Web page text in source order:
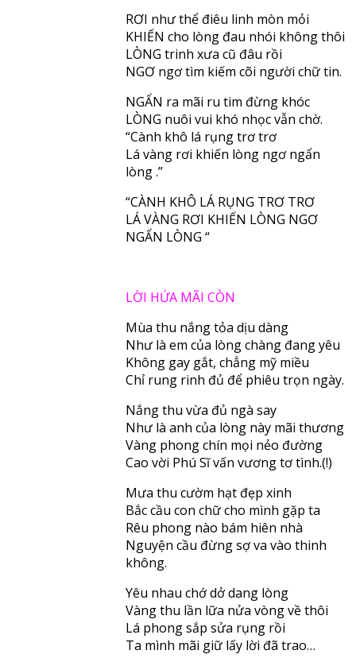
RƠI như thể điêu linh mòn mỏi
KHIẾN cho lòng đau nhói không thôi
LÒNG trinh xưa cũ đâu rồi
NGƠ ngơ tìm kiếm cõi người chữ tin.
NGẨN ra mãi ru tim đừng khóc
LÒNG nuôi vui khó nhọc vẫn chờ.
“Cành khô lá rụng trơ trơ
Lá vàng rơi khiến lòng ngơ ngẩn
lòng .”
“CÀNH KHÔ LÁ RỤNG TRƠ TRƠ
LÁ VÀNG RƠI KHIẾN LÒNG NGƠ
NGẨN LÒNG “
LỜI HỨA MÃI CÒN
Mùa thu nắng tỏa dịu dàng
Như là em của lòng chàng đang yêu
Không gay gắt, chẳng mỹ miều
Chỉ rung rinh đủ để phiêu trọn ngày.
Nắng thu vừa đủ ngà say
Như là anh của lòng này mãi thương
Vàng phong chín mọi nẻo đường
Cao vời Phú Sĩ vấn vương tơ tình.(!)
Mưa thu cườm hạt đẹp xinh
Bắc cầu con chữ cho mình gặp ta
Rêu phong nào bám hiên nhà
Nguyện cầu đừng sợ va vào thinh
không.
Yêu nhau chớ dở dang lòng
Vàng thu lần lữa nửa vòng về thôi
Lá phong sắp sửa rụng rồi
Ta mình mãi giữ lấy lời đã trao…